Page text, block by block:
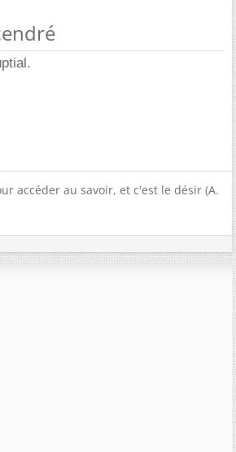
accéder au savoir, et c'est le désir (A.